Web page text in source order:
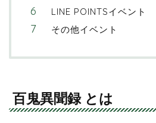
LINE POINTSイベント
その他イベント
百鬼異聞録 とは